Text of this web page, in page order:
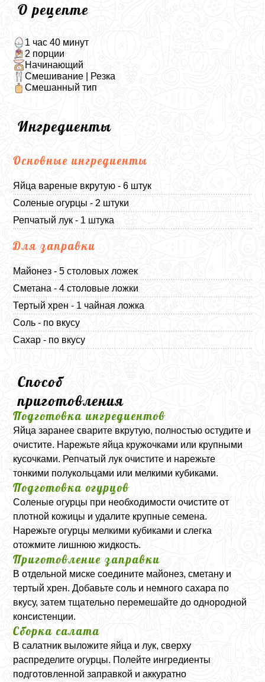
О рецепте
1 час 40 минут
2 порции
Начинающий
Смешивание | Резка
Смешанный тип
Ингредиенты
Основные ингредиенты
Яйца вареные вкрутую - 6 штук
Соленые огурцы - 2 штуки
Репчатый лук - 1 штука
Для заправки
Майонез - 5 столовых ложек
Сметана - 4 столовые ложки
Тертый хрен - 1 чайная ложка
Соль - по вкусу
Сахар - по вкусу
Способ
приготовления
Подготовка ингредиентов
Яйца заранее сварите вкрутую, полностью остудите и
очистите. Нарежьте яйца кружочками или крупными
кусочками. Репчатый лук очистите и нарежьте
тонкими полукольцами или мелкими кубиками.
Подготовка огурцов
Соленые огурцы при необходимости очистите от
плотной кожицы и удалите крупные семена.
Нарежьте огурцы мелкими кубиками и слегка
отожмите лишнюю жидкость.
Приготовление заправки
В отдельной миске соедините майонез, сметану и
тертый хрен. Добавьте соль и немного сахара по
вкусу, затем тщательно перемешайте до однородной
консистенции.
Сборка салата
В салатник выложите яйца и лук, сверху
распределите огурцы. Полейте ингредиенты
подготовленной заправкой и аккуратно